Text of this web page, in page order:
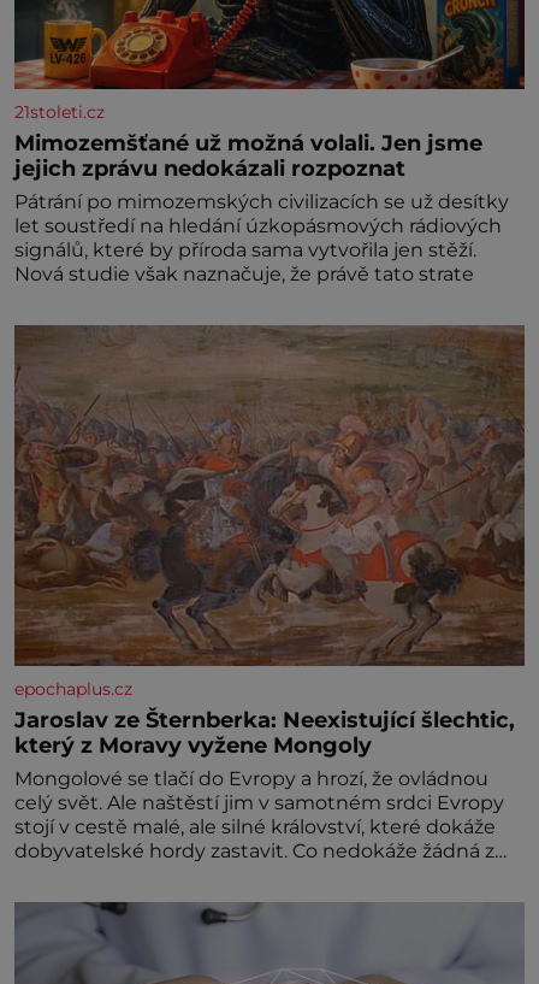
21stoleti.cz
Mimozemšťané už možná volali. Jen jsme
jejich zprávu nedokázali rozpoznat
Pátrání po mimozemských civilizacích se už desítky
let soustředí na hledání úzkopásmových rádiových
signálů, které by příroda sama vytvořila jen stěží.
Nová studie však naznačuje, že právě tato strate
epochaplus.cz
Jaroslav ze Šternberka: Neexistující šlechtic,
který z Moravy vyžene Mongoly
Mongolové se tlačí do Evropy a hrozí, že ovládnou
celý svět. Ale naštěstí jim v samotném srdci Evropy
stojí v cestě malé, ale silné království, které dokáže
dobyvatelské hordy zastavit. Co nedokáže žádná z
král. Nebo že by ne? Mongolové od roku 1223
postupují podél Kaspického a Azovského moře,